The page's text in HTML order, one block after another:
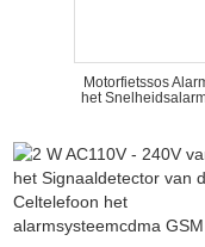
Motorfietssos
het